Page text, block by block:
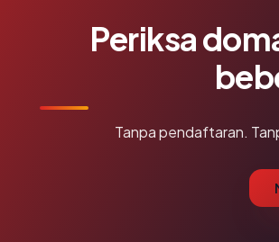
Periksa
Tanpa pendaftaran.